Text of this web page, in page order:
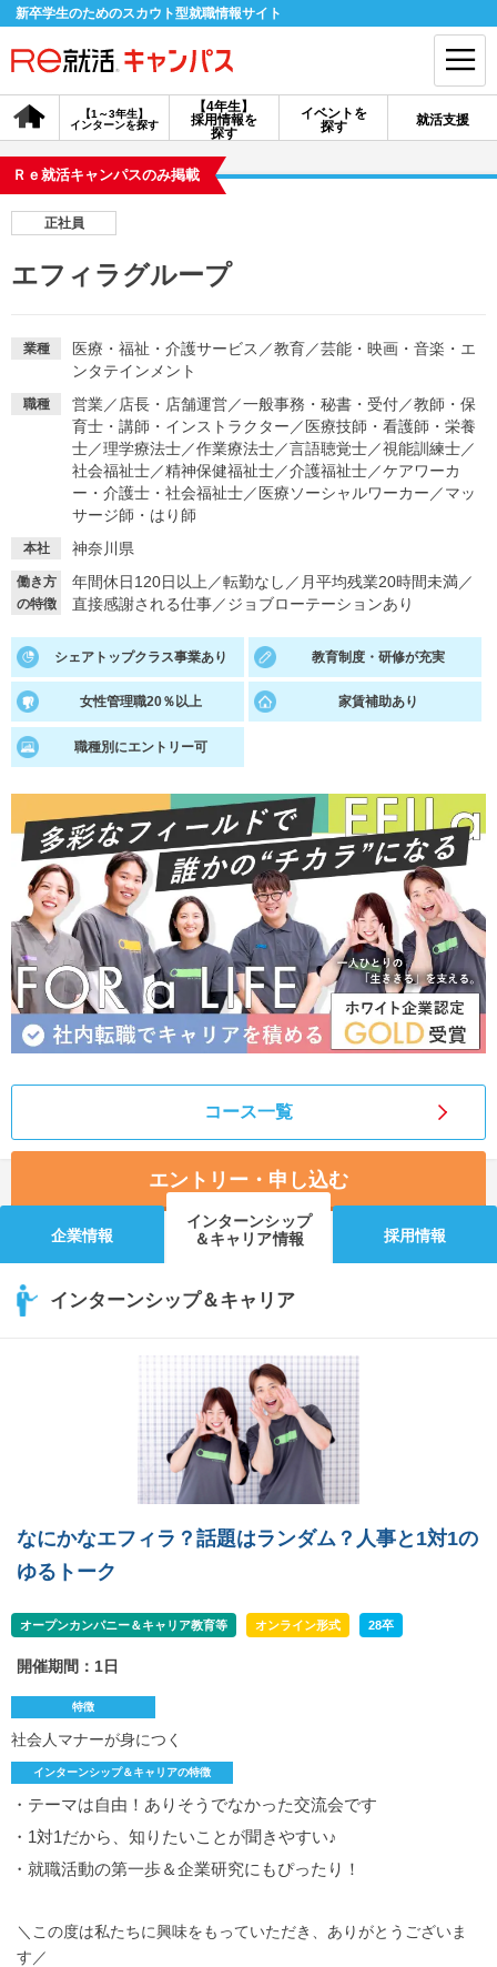
新卒学生のためのスカウト型就職情報サイト
【4年生】
採用情報を
探す
【1～3年生】
インターンを探す
イベントを
探す
就活支援
会員登録 ログイン
探す
イベントを探す スカウト お知らせ
就活ノウハウ・サポート
あなたに合う仕事を診断！
就活チャンネル
動画で対策講座をチェック
就活ニュースペーパー よくある質問
Ｒｅ就活キャンパスのみ掲載
正社員
エフィラグループ
業種 医療・福祉・介護サービス ／教育／芸能・映画・音楽・エ
ンタテインメント
職種 営業／ 店長・店舗運営／一般事務・秘書・受付／教師・保
育士・講師・インストラクター ／ 医療技師・看護師・栄養
士／理学療法士／作業療法士／言語聴覚士／視能訓練士／
社会福祉士／精神保健福祉士／介護福祉士／ケアワーカ
ー・介護士・社会福祉士／ 医療ソーシャルワーカー ／マッ
サージ師・はり師
本社 神奈川県
働き方
の特徴
年間休日120日以上 ／転勤なし ／ 月平均残業20時間未満／
直接感謝される仕事／ジョブローテーションあり
シェアトップクラス事業あり 教育制度・研修が充実
女性管理職20％以上 家賃補助あり
職種別にエントリー可
コース一覧
エントリー・申し込む
企業情報
インターンシップ
＆キャリア情報
採用情報
インターンシップ＆キャリア
なにかなエフィラ？話題はランダム？人事と1対1の
ゆるトーク
オープンカンパニー＆キャリア教育等 オンライン形式 28卒
開催期間：1日
特徴
社会人マナーが身につく
インターンシップ＆キャリアの特徴
・テーマは自由！ありそうでなかった交流会です
・1対1だから、知りたいことが聞きやすい♪
・就職活動の第一歩＆企業研究にもぴったり！
＼この度は私たちに興味をもっていただき、ありがとうございま
す／